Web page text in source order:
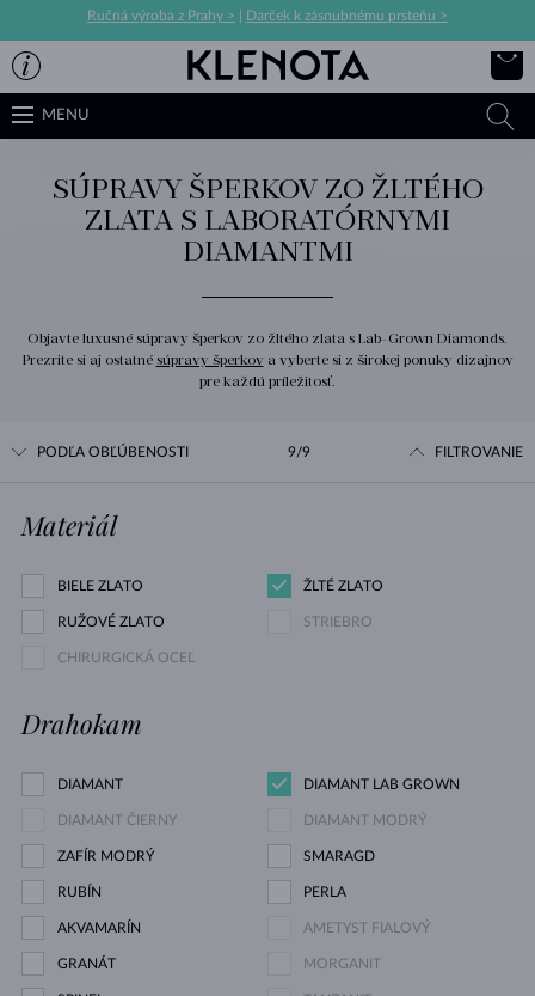
Ručná výroba z Prahy > Darček k zásnubnému prsteňu >
MENU
SÚPRAVY ŠPERKOV ZO ŽLTÉHO
ZLATA S LABORATÓRNYMI
DIAMANTMI
Objavte luxusné súpravy šperkov zo žltého zlata s Lab-Grown Diamonds.
Prezrite si aj ostatné súpravy šperkov a vyberte si z širokej ponuky dizajnov
pre každú príležitosť.
PODĽA OBĽÚBENOSTI 9/9 FILTROVANIE
Materiál
BIELE ZLATO ŽLTÉ ZLATO
RUŽOVÉ ZLATO STRIEBRO
CHIRURGICKÁ OCEĽ
Drahokam
DIAMANT DIAMANT LAB GROWN
DIAMANT ČIERNY DIAMANT MODRÝ
ZAFÍR MODRÝ SMARAGD
RUBÍN PERLA
AKVAMARÍN AMETYST FIALOVÝ
GRANÁT MORGANIT